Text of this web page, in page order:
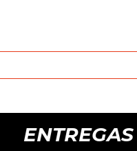
ENTREGAS